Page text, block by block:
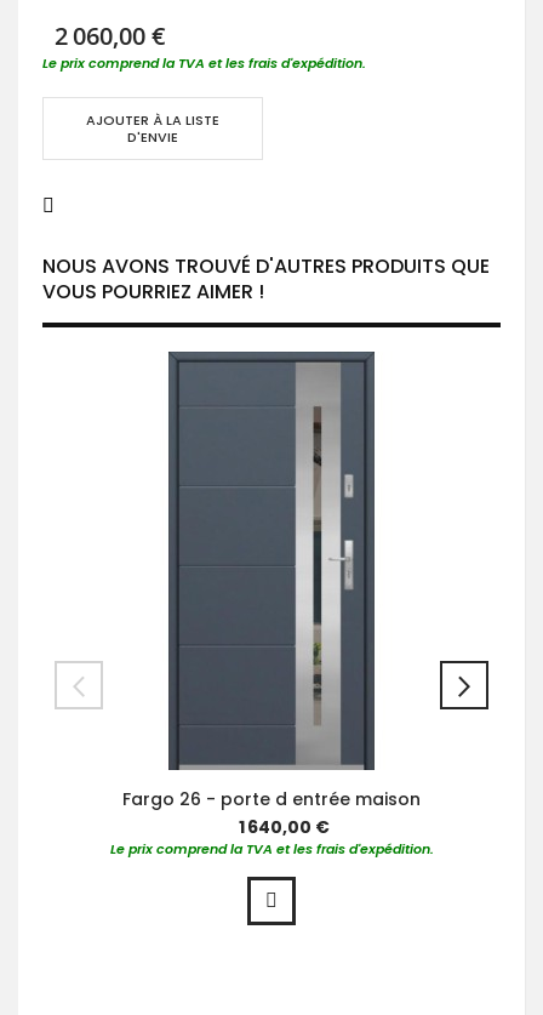
2 060,00 €
Le prix comprend la TVA et les frais d'expédition.
AJOUTER À LA LISTE
D'ENVIE
NOUS AVONS TROUVÉ D'AUTRES PRODUITS QUE
VOUS POURRIEZ AIMER !
Fargo 26 - porte d entrée maison
1 640,00 €
Le prix comprend la TVA et les frais d'expédition.